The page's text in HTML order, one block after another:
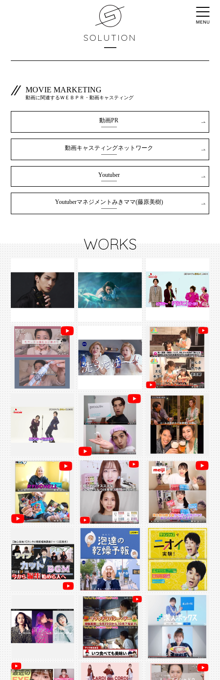
SOLUTION
MOVIE MARKETING
動画に関連するＷＥＢＰＲ・動画キャスティング
動画PR
動画キャスティングネットワーク
Youtuber
Youtuberマネジメントみきママ(藤原美樹)
WORKS